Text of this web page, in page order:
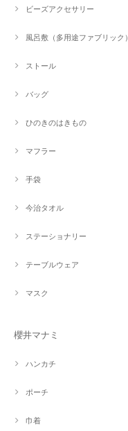
ビーズアクセサリー
風呂敷（多用途ファブリック）
ストール
バッグ
ひのきのはきもの
マフラー
手袋
今治タオル
ステーショナリー
テーブルウェア
マスク
櫻井マナミ
ハンカチ
ポーチ
巾着